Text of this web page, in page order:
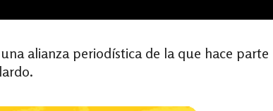
alianza periodística de la que hace parte